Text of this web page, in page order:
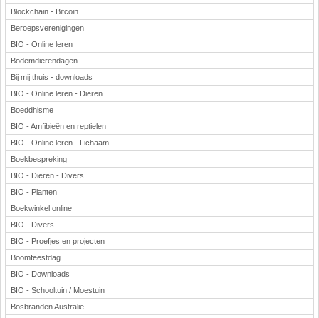
Blockchain - Bitcoin
Beroepsverenigingen
BIO - Online leren
Bodemdierendagen
Bij mij thuis - downloads
BIO - Online leren - Dieren
Boeddhisme
BIO - Amfibieën en reptielen
BIO - Online leren - Lichaam
Boekbespreking
BIO - Dieren - Divers
BIO - Planten
Boekwinkel online
BIO - Divers
BIO - Proefjes en projecten
Boomfeestdag
BIO - Downloads
BIO - Schooltuin / Moestuin
Bosbranden Australië